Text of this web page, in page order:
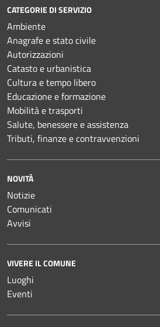
CATEGORIE DI SERVIZIO
Ambiente
Anagrafe e stato civile
Autorizzazioni
Catasto e urbanistica
Cultura e tempo libero
Educazione e formazione
Mobilità e trasporti
Salute, benessere e assistenza
Tributi, finanze e contravvenzioni
NOVITÀ
Notizie
Comunicati
Avvisi
VIVERE IL COMUNE
Luoghi
Eventi